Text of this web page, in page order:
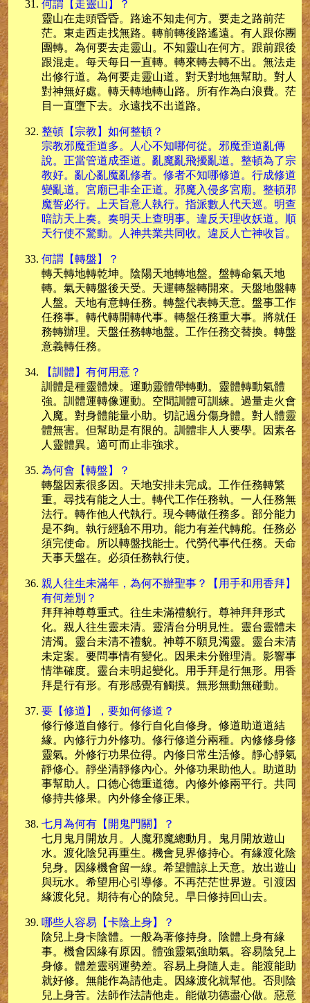
何謂【走靈山】？
靈山在走頭昏昏。路途不知走何方。要走之路前茫
茫。東走西走找無路。轉前轉後路遙遠。有人跟你團
團轉。為何要去走靈山。不知靈山在何方。跟前跟後
跟混走。每天每日一直轉。轉來轉去轉不出。無法走
出修行道。為何要走靈山道。對天對地無幫助。對人
對神無好處。轉天轉地轉山路。所有作為白浪費。茫
目一直墮下去。永遠找不出道路。
整頓【宗教】如何整頓？
宗教邪魔歪道多。人心不知哪何從。邪魔歪道亂傳
說。正當管道成歪道。亂魔亂飛擾亂道。整頓為了宗
教好。亂心亂魔亂修者。修者不知哪修道。行成修道
變亂道。宮廟已非全正道。邪魔入侵多宮廟。整頓邪
魔誓必行。上天旨意人執行。指派數人代天巡。明查
暗訪天上奏。奏明天上查明事。違反天理收妖道。順
天行使不驚動。人神共業共同收。違反人亡神收旨。
何謂【轉盤】？
轉天轉地轉乾坤。陰陽天地轉地盤。盤轉命氣天地
轉。氣天轉盤後天受。天運轉盤轉開來。天盤地盤轉
人盤。天地有意轉任務。轉盤代表轉天意。盤事工作
任務事。轉代轉開轉代事。轉盤任務重大事。將就任
務轉辦理。天盤任務轉地盤。工作任務交替換。轉盤
意義轉任務。
【訓體】有何用意？
訓體是種靈體煉。運動靈體帶轉動。靈體轉動氣體
強。訓體運轉像運動。空間訓體可訓練。過量走火會
入魔。對身體能量小助。切記過分傷身體。對人體靈
體無害。但幫助是有限的。訓體非人人要學。因素各
人靈體異。適可而止非強求。
為何會【轉盤】？
轉盤因素很多因。天地安排未完成。工作任務轉繁
重。尋找有能之人士。轉代工作任務執。一人任務無
法行。轉作他人代執行。現今轉做任務多。部分能力
是不夠。執行經驗不用功。能力有差代轉舵。任務必
須完使命。所以轉盤找能士。代勞代事代任務。天命
天事天盤在。必須任務執行使。
親人往生未滿年，為何不辦聖事？【用手和用香拜】
有何差別？
拜拜神尊尊重式。往生未滿禮貌行。尊神拜拜形式
化。親人往生靈未清。靈清台分明見性。靈台靈體未
清濁。靈台未清不禮貌。神尊不願見濁靈。靈台未清
未定案。要問事情有變化。因果未分難理清。影響事
情準確度。靈台未明起變化。用手拜是行無形。用香
拜是行有形。有形感覺有觸摸。無形無動無碰動。
要【修道】，要如何修道？
修行修道自修行。修行自化自修身。修道助道道結
緣。內修行力外修功。修行修道分兩種。內修修身修
靈氣。外修行功果位得。內修日常生活修。靜心靜氣
靜修心。靜坐清靜修內心。外修功果助他人。助道助
事幫助人。口德心德重道德。內修外修兩平行。共同
修持共修果。內外修全修正果。
七月為何有【開鬼門關】？
七月鬼月開放月。人魔邪魔總動月。鬼月開放遊山
水。渡化陰兒再重生。機會見界修持心。有緣渡化陰
兒身。因緣機會留一線。希望體諒上天意。放出遊山
與玩水。希望用心引導修。不再茫茫世界遊。引渡因
緣渡化兒。期待有心的陰兒。早日修持回山去。
哪些人容易【卡陰上身】？
陰兒上身卡陰體。一般為著修持身。陰體上身有緣
事。機會因緣有原因。體強靈氣強助氣。容易陰兒上
身修。體差靈弱運勢差。容易上身隨人走。能渡能助
就好修。無能作為請他走。因緣渡化就幫他。否則陰
兒上身苦。法師作法請他走。能做功德盡心做。惡意